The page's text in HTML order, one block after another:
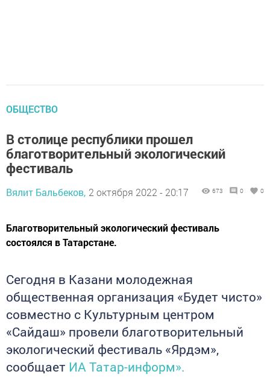
ОБЩЕСТВО
В столице республики прошел
благотворительный экологический
фестиваль
Вялит Бальбеков, 2 октября 2022 - 20:17 673 0 0
Благотворительный экологический фестиваль
состоялся в Татарстане.
Сегодня в Казани молодежная
общественная организация «Будет чисто»
совместно с Культурным центром
«Сайдаш» провели благотворительный
экологический фестиваль «Ярдэм»,
сообщает ИА Татар-информ».